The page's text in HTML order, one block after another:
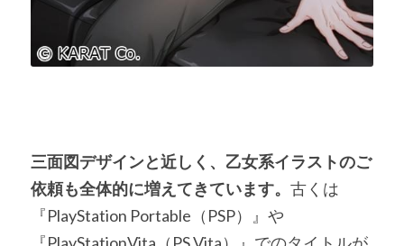
三面図デザインと近しく、乙女系イラストのご
依頼も全体的に増えてきています。 古くは
『PlayStation Portable（PSP）』や